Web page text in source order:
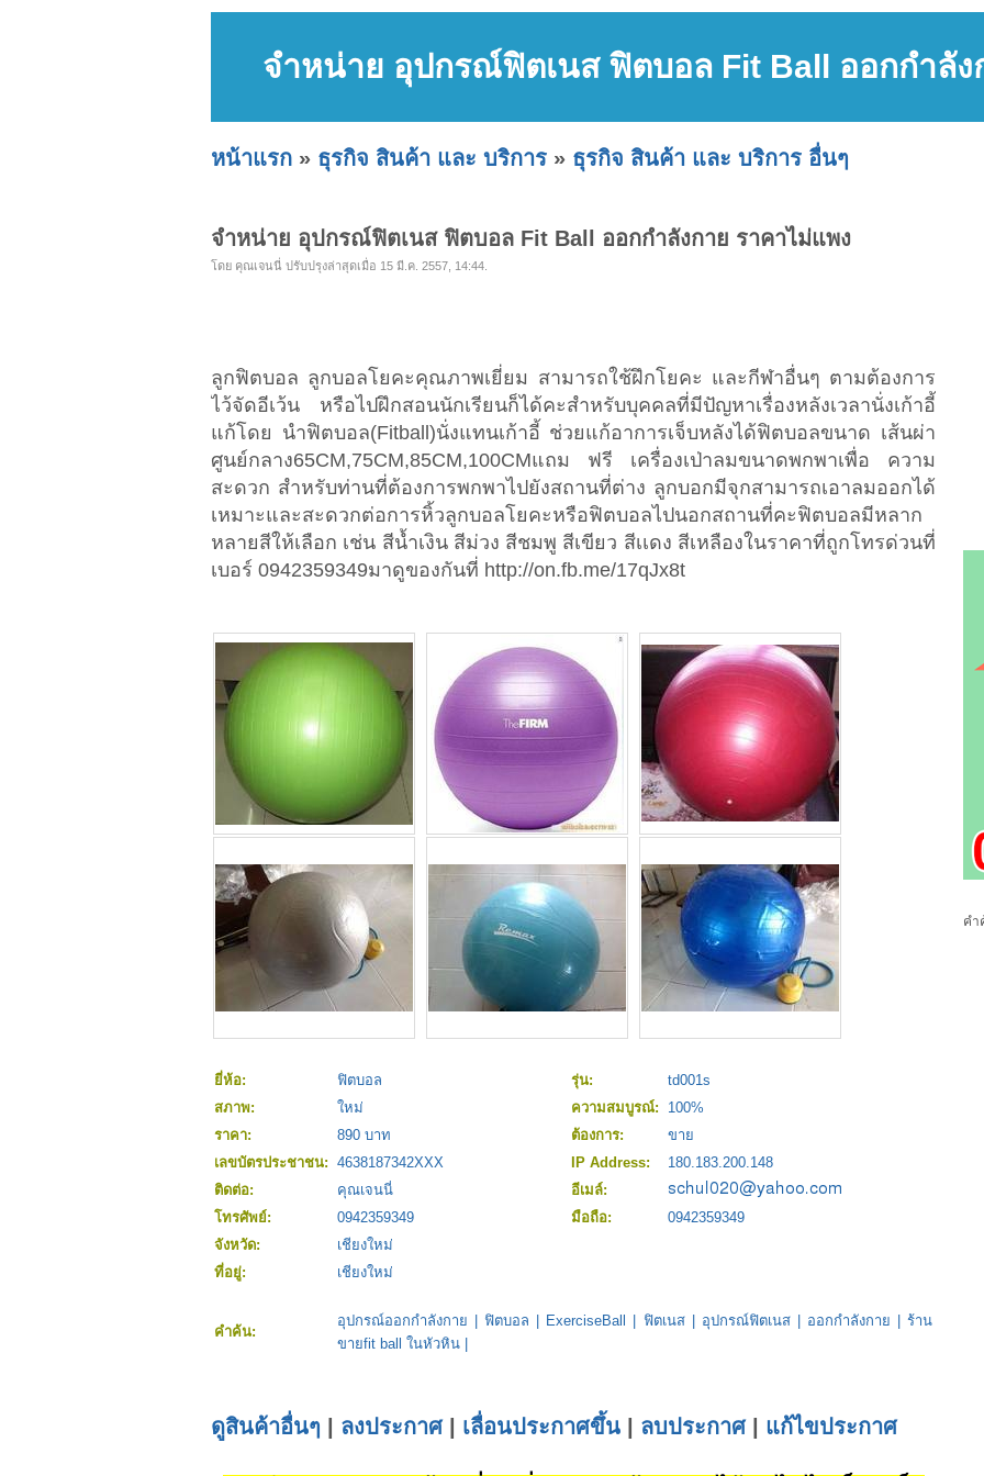
จำหน่าย อุปกรณ์ฟิตเนส ฟิตบอล Fit Ball ออกกำลัง
หน้าแรก » ธุรกิจ สินค้า และ บริการ » ธุรกิจ สินค้า และ บริการ อื่นๆ
จำหน่าย อุปกรณ์ฟิตเนส ฟิตบอล Fit Ball ออกกำลังกาย ราคาไม่แพง
โดย คุณเจนนี่ ปรับปรุงล่าสุดเมื่อ 15 มี.ค. 2557, 14:44.
ลูกฟิตบอล ลูกบอลโยคะคุณภาพเยี่ยม สามารถใช้ฝึกโยคะ และกีฬาอื่นๆ ตามต้องการ
ไว้จัดอีเว้น หรือไปฝึกสอนนักเรียนก็ได้คะสำหรับบุคคลที่มีปัญหาเรื่องหลังเวลานั่งเก้าอี้
แก้โดย นำฟิตบอล(Fitball)นั่งแทนเก้าอี้ ช่วยแก้อาการเจ็บหลังได้ฟิตบอลขนาด เส้นผ่า
ศูนย์กลาง65CM,75CM,85CM,100CMแถม ฟรี เครื่องเป่าลมขนาดพกพาเพื่อ ความ
สะดวก สำหรับท่านที่ต้องการพกพาไปยังสถานที่ต่าง ลูกบอกมีจุกสามารถเอาลมออกได้
เหมาะและสะดวกต่อการหิ้วลูกบอลโยคะหรือฟิตบอลไปนอกสถานที่คะฟิตบอลมีหลาก
หลายสีให้เลือก เช่น สีน้ำเงิน สีม่วง สีชมพู สีเขียว สีเเดง สีเหลืองในราคาที่ถูกโทรด่วนที่
เบอร์ 0942359349มาดูของกันที่ http://on.fb.me/17qJx8t
ยี่ห้อ: ฟิตบอล รุ่น:
td001s
สภาพ:
ใหม่ ความสมบูรณ์:
100%
ราคา:
890 บาท ต้องการ:
ขาย
เลขบัตรประชาชน: 4638187342XXX IP Address:
180.183.200.148
ติดต่อ:
คุณเจนนี่
อีเมล์:
โทรศัพย์:
0942359349 มือถือ:
0942359349
จังหวัด:
เชียงใหม่
ที่อยู่:
เชียงใหม่
คำค้น:
อุปกรณ์ออกกำลังกาย |ฟิตบอล ExerciseBall ฟิตเนส| อุปกรณ์ฟิตเนส| ออกกำลังกาย |ร้าน
ขายfit ball ในหัวหิน
ดูสินค้าอื่นๆ ลงประกาศ| เลื่อนประกาศขึ้น ลบประกาศ| แก้ไขประกาศ
คำ